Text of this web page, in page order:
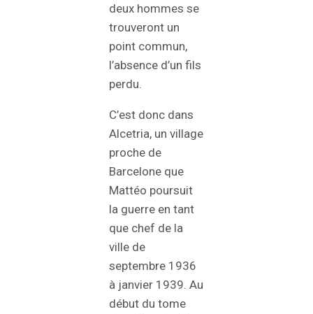
deux hommes se
trouveront un
point commun,
l’absence d’un fils
perdu.
C’est donc dans
Alcetria, un village
proche de
Barcelone que
Mattéo poursuit
la guerre en tant
que chef de la
ville de
septembre 1936
à janvier 1939. Au
début du tome